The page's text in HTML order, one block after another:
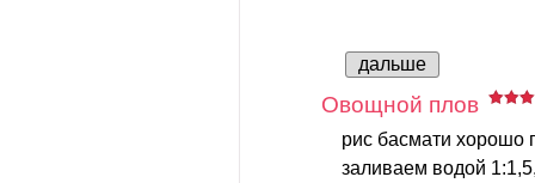
дальше
Овощной плов
рис басмати хорошо
заливаем водой